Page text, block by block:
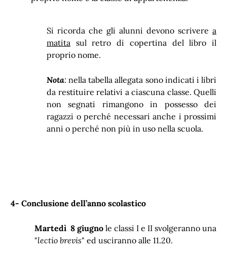
Si ricorda che gli alunni devono scrivere a
matita sul retro di copertina del libro il
proprio nome.
Nota:nella tabella allegata sono indicati i libri
da restituire relativi a ciascuna classe. Quelli
non segnati rimangono in possesso dei
ragazzi o perché necessari anche i prossimi
anni o perché non più in uso nella scuola.
4- Conclusione dell’anno scolastico
Martedì 8 giugno le classi I e II svolgeranno una
"lectio brevis" ed usciranno alle 11.20.